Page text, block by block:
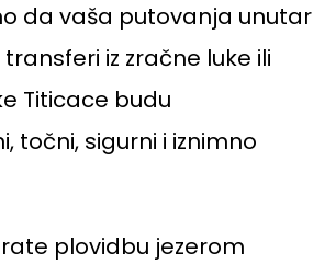
da vaša putovanja unutar
transferi iz zračne luke ili
Titicace budu
točni, sigurni i iznimno
plovidbu jezerom